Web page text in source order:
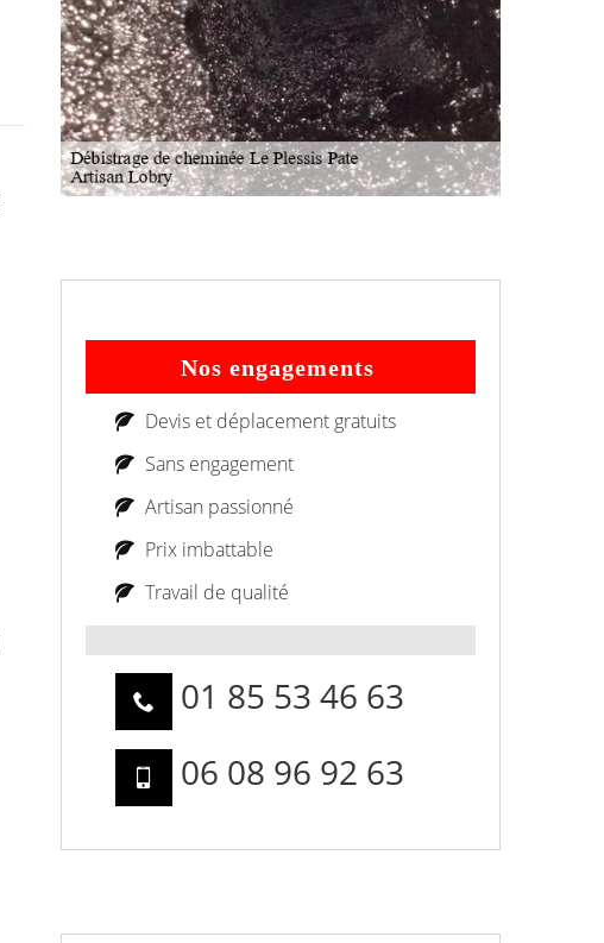
Nos engagements
Devis et déplacement gratuits
Sans engagement
Artisan passionné
Prix imbattable
Travail de qualité
01 85 53 46 63
06 08 96 92 63